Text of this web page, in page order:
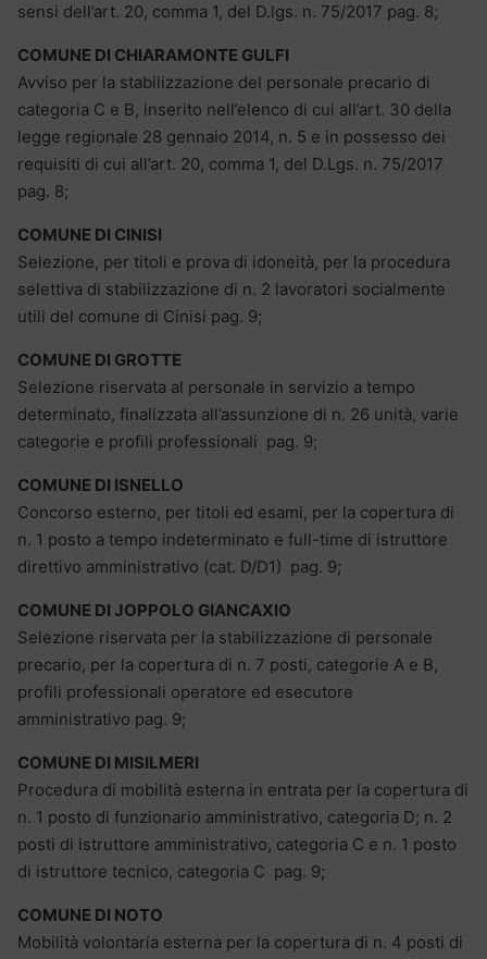
sensi dell’art. 20, comma 1, del D.lgs. n. 75/2017 pag. 8;
COMUNE DI CHIARAMONTE GULFI
Avviso per la stabilizzazione del personale precario di
categoria C e B, inserito nell’elenco di cui all’art. 30 della
legge regionale 28 gennaio 2014, n. 5 e in possesso dei
requisiti di cui all’art. 20, comma 1, del D.Lgs. n. 75/2017
pag. 8;
COMUNE DI CINISI
Selezione, per titoli e prova di idoneità, per la procedura
selettiva di stabilizzazione di n. 2 lavoratori socialmente
utili del comune di Cinisi pag. 9;
COMUNE DI GROTTE
Selezione riservata al personale in servizio a tempo
determinato, finalizzata all’assunzione di n. 26 unità, varie
categorie e profili professionali pag. 9;
COMUNE DI ISNELLO
Concorso esterno, per titoli ed esami, per la copertura di
n. 1 posto a tempo indeterminato e full-time di istruttore
direttivo amministrativo (cat. D/D1) pag. 9;
COMUNE DI JOPPOLO GIANCAXIO
Selezione riservata per la stabilizzazione di personale
precario, per la copertura di n. 7 posti, categorie A e B,
profili professionali operatore ed esecutore
amministrativo pag. 9;
COMUNE DI MISILMERI
Procedura di mobilità esterna in entrata per la copertura di
n. 1 posto di funzionario amministrativo, categoria D; n. 2
posti di istruttore amministrativo, categoria C e n. 1 posto
di istruttore tecnico, categoria C pag. 9;
COMUNE DI NOTO
Mobilità volontaria esterna per la copertura di n. 4 posti di